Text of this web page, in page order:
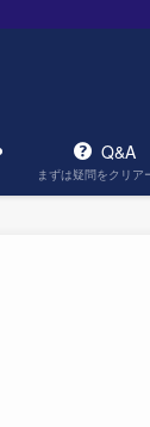
Q&A
まずは疑問をクリア